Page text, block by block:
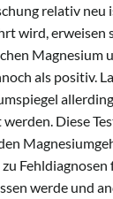
relativ neu
wird, erweisen
Magnesium
als positiv.
Diese
Fehldiagnosen
werde und